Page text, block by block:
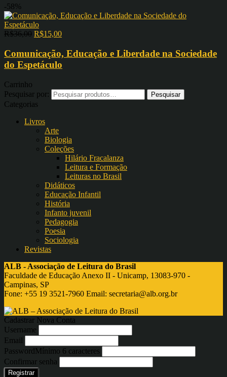
-58%
R$36,00 R$15,00
Comunicação, Educação e Liberdade na Sociedade
do Espetáculo
Carrinho
Pesquisar por:
Categorias
Livros
Arte
Biologia
Coleções
Hilário Fracalanza
Leitura e Formação
Leituras no Brasil
Didáticos
Educação Infantil
História
Infanto juvenil
Pedagogia
Poesia
Sociologia
Revistas
ALB - Associação de Leitura do Brasil
Faculdade de Educação Anexo II - Unicamp, 13083-970 -
Campinas, SP
Fone: +55 19 3521-7960 Email: secretaria@alb.org.br
Cadastrar Nova Conta
Username
Email
PasswordMínimo 6 caracteres
Confirmar senha
Registrar